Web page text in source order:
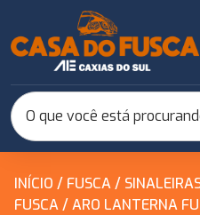
INÍCIO / FUSCA/
FUSCA/ ARO LANTERNA